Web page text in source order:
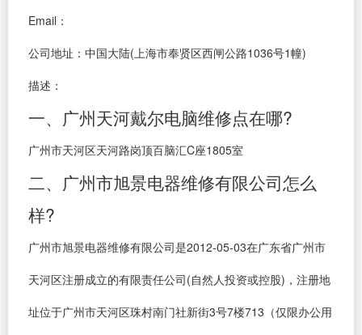
Email：
公司地址：中国大陆(上海市奉贤区西闸公路1036号1幢)
描述：
一、广州天河戴尔电脑维修点在哪?
广州市天河区天河路岗顶百脑汇C座1805室
二、广州市旭景电器维修有限公司怎么
样?
广州市旭景电器维修有限公司是2012-05-03在广东省广州市
天河区注册成立的有限责任公司(自然人投资或控股)，注册地
址位于广州市天河区珠村南门社新街3号7楼713（仅限办公用